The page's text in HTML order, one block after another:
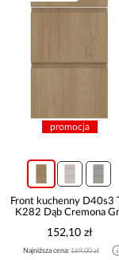
promocja
Front kuchenny D40s3
K282 Dąb Cremona
152,10 zł
Najniższa cena: 169,00 zł